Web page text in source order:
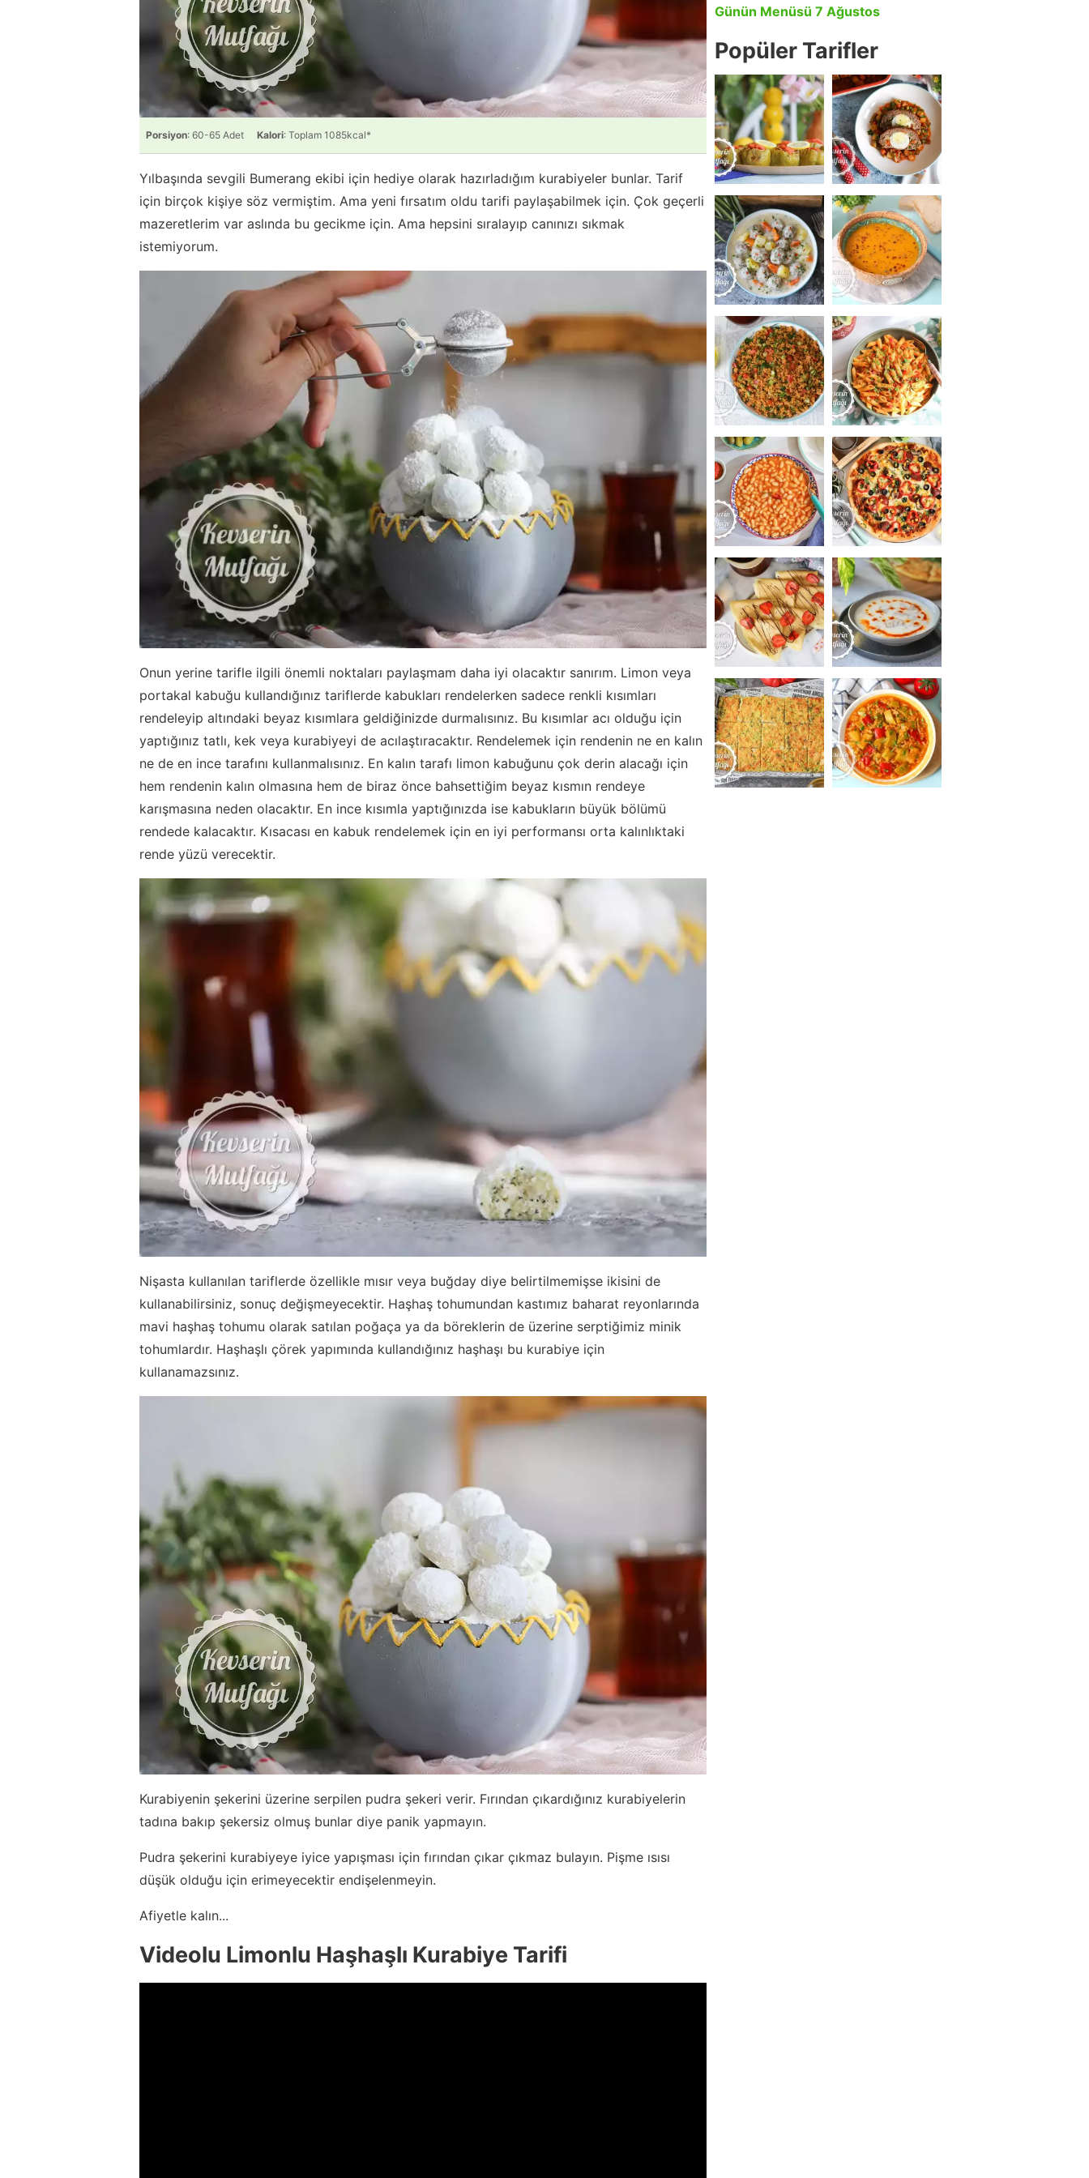
Porsiyon: 60-65 Adet Kalori: Toplam 1085kcal*
Yılbaşında sevgili Bumerang ekibi için hediye olarak hazırladığım kurabiyeler bunlar. Tarif
için birçok kişiye söz vermiştim. Ama yeni fırsatım oldu tarifi paylaşabilmek için. Çok geçerli
mazeretlerim var aslında bu gecikme için. Ama hepsini sıralayıp canınızı sıkmak
istemiyorum.
Onun yerine tarifle ilgili önemli noktaları paylaşmam daha iyi olacaktır sanırım. Limon veya
portakal kabuğu kullandığınız tariflerde kabukları rendelerken sadece renkli kısımları
rendeleyip altındaki beyaz kısımlara geldiğinizde durmalısınız. Bu kısımlar acı olduğu için
yaptığınız tatlı, kek veya kurabiyeyi de acılaştıracaktır. Rendelemek için rendenin ne en kalın
ne de en ince tarafını kullanmalısınız. En kalın tarafı limon kabuğunu çok derin alacağı için
hem rendenin kalın olmasına hem de biraz önce bahsettiğim beyaz kısmın rendeye
karışmasına neden olacaktır. En ince kısımla yaptığınızda ise kabukların büyük bölümü
rendede kalacaktır. Kısacası en kabuk rendelemek için en iyi performansı orta kalınlıktaki
rende yüzü verecektir.
Nişasta kullanılan tariflerde özellikle mısır veya buğday diye belirtilmemişse ikisini de
kullanabilirsiniz, sonuç değişmeyecektir. Haşhaş tohumundan kastımız baharat reyonlarında
mavi haşhaş tohumu olarak satılan poğaça ya da böreklerin de üzerine serptiğimiz minik
tohumlardır. Haşhaşlı çörek yapımında kullandığınız haşhaşı bu kurabiye için
kullanamazsınız.
Kurabiyenin şekerini üzerine serpilen pudra şekeri verir. Fırından çıkardığınız kurabiyelerin
tadına bakıp şekersiz olmuş bunlar diye panik yapmayın.
Pudra şekerini kurabiyeye iyice yapışması için fırından çıkar çıkmaz bulayın. Pişme ısısı
düşük olduğu için erimeyecektir endişelenmeyin.
Afiyetle kalın...
Videolu Limonlu Haşhaşlı Kurabiye Tarifi
Günün Menüsü 7 Ağustos
Popüler Tarifler